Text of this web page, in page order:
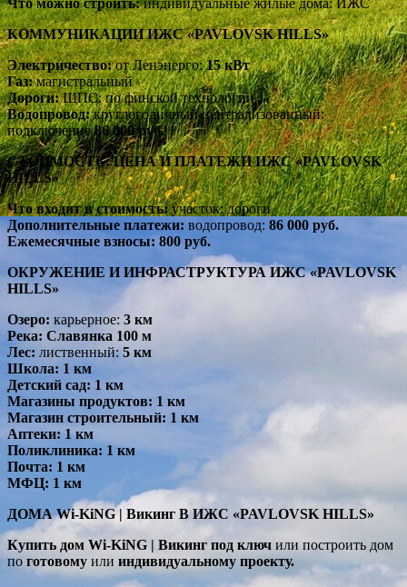
КОММУНИКАЦИИ ИЖС «PAVLOVSK HILLS»
Электричество:от Ленэнерго:15 кВт
Газ:магистральный
Дороги:ЩПС: по финской технологии
Водопровод:круглогодичный централизованный:
подключение86 000 руб.
СТОИМОСТЬ: ЦЕНА И ПЛАТЕЖИ ИЖС «PAVLOVSK
HILLS»
Что входит в стоимость:участок: дороги
Дополнительные платежи: водопровод: 86 000 руб.
Ежемесячные взносы: 800 руб.
ОКРУЖЕНИЕ И ИНФРАСТРУКТУРА ИЖС «PAVLOVSK
HILLS»
Озеро: карьерное: 3 км
Река: Славянка 100 м
Лес: лиственный:5 км
Школа: 1 км
Детский сад: 1 км
Магазины продуктов: 1 км
Магазин строительный: 1 км
Аптеки: 1 км
Поликлиника: 1 км
Почта: 1 км
МФЦ: 1 км
ДОМА Wi-KiNG | Викинг В ИЖС «PAVLOVSK HILLS»
Купить дом Wi-KiNG | Викинг под ключ или построить дом
по готовому или индивидуальному проекту.